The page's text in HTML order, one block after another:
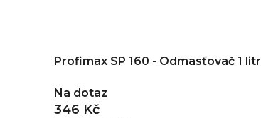
Profimax SP 160 - Odmasťovač 1 litr
Na dotaz
346 Kč